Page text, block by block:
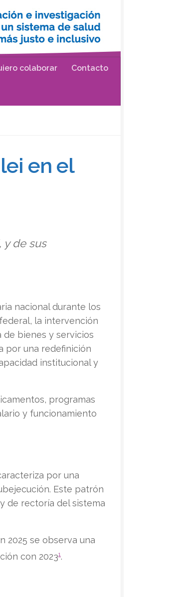
colaborar Contacto
en el
y de sus
nacional durante los
la intervención
bienes y servicios
por una redefinición
institucional y
programas
y funcionamiento
por una
Este patrón
de rectoría del sistema
2025 se observa una
con 20231.